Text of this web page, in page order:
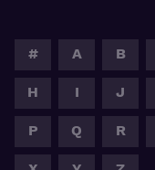
# A B
H I J
P Q R